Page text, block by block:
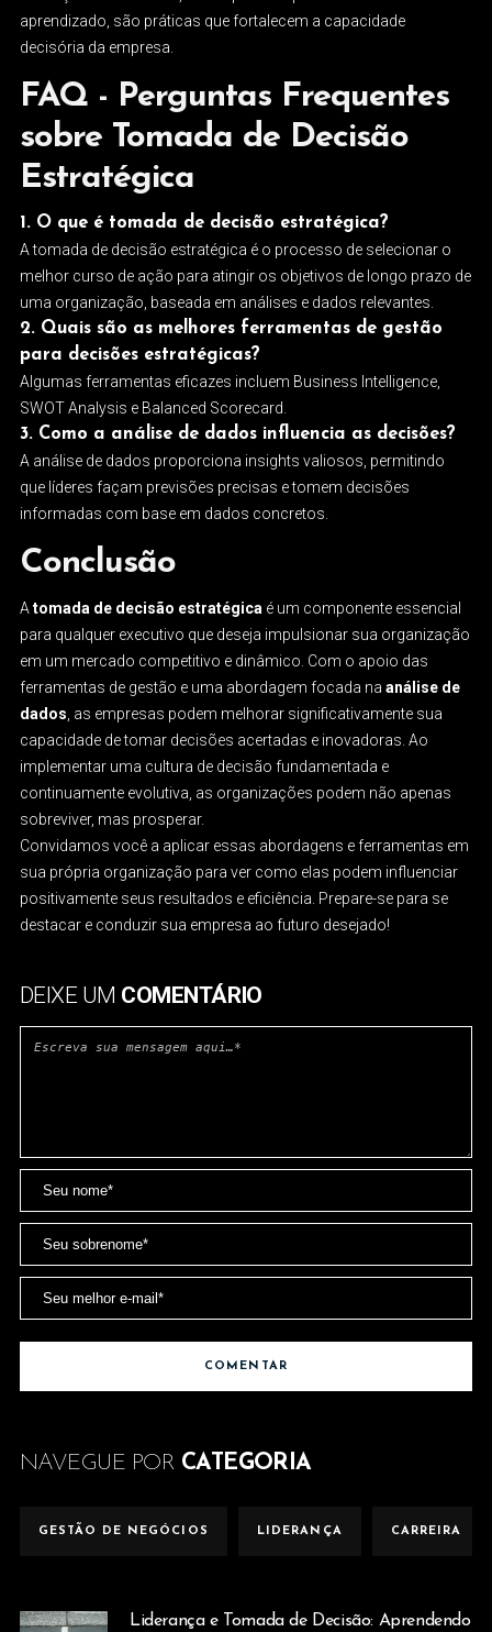
aprendizado, são práticas que fortalecem a capacidade
decisória da empresa.
FAQ - Perguntas Frequentes
sobre Tomada de Decisão
Estratégica
1. O que é tomada de decisão estratégica?
A tomada de decisão estratégica é o processo de selecionar o
melhor curso de ação para atingir os objetivos de longo prazo de
uma organização, baseada em análises e dados relevantes.
2. Quais são as melhores ferramentas de gestão
para decisões estratégicas?
Algumas ferramentas eficazes incluem Business Intelligence,
SWOT Analysis e Balanced Scorecard.
3. Como a análise de dados influencia as decisões?
A análise de dados proporciona insights valiosos, permitindo
que líderes façam previsões precisas e tomem decisões
informadas com base em dados concretos.
Conclusão
A tomada de decisão estratégica é um componente essencial
para qualquer executivo que deseja impulsionar sua organização
em um mercado competitivo e dinâmico. Com o apoio das
ferramentas de gestão e uma abordagem focada na análise de
dados , as empresas podem melhorar significativamente sua
capacidade de tomar decisões acertadas e inovadoras. Ao
implementar uma cultura de decisão fundamentada e
continuamente evolutiva, as organizações podem não apenas
sobreviver, mas prosperar.
Convidamos você a aplicar essas abordagens e ferramentas em
sua própria organização para ver como elas podem influenciar
positivamente seus resultados e eficiência. Prepare-se para se
destacar e conduzir sua empresa ao futuro desejado!
DEIXE UM COMENTÁRIO
NAVEGUE POR CATEGORIA
GESTÃO DE NEGÓCIOS LIDERANÇA CARREIRA
Liderança e Tomada de Decisão: Aprendendo